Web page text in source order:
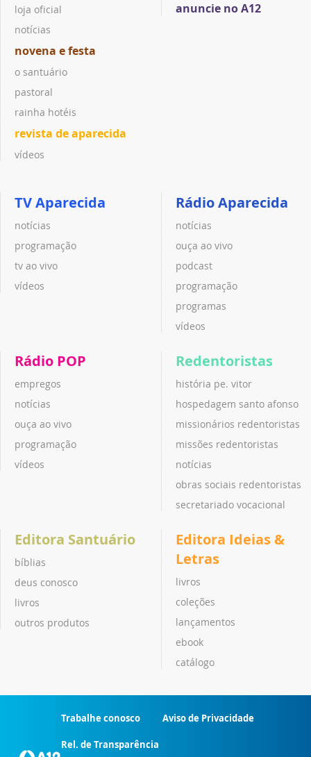
loja oficial
notícias
novena e festa
o santuário
pastoral
rainha hotéis
revista de aparecida
vídeos
anuncie no A12
TV Aparecida
notícias
programação
tv ao vivo
vídeos
Rádio Aparecida
notícias
ouça ao vivo
podcast
programação
programas
vídeos
Rádio POP
empregos
notícias
ouça ao vivo
programação
vídeos
Redentoristas
história pe. vitor
hospedagem santo afonso
missionários redentoristas
missões redentoristas
notícias
obras sociais redentoristas
secretariado vocacional
Editora Santuário
bíblias
deus conosco
livros
outros produtos
Editora Ideias &
Letras
livros
coleções
lançamentos
ebook
catálogo
Trabalhe conosco Aviso de Privacidade
Rel. de Transparência